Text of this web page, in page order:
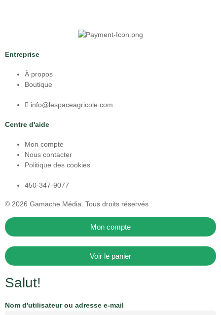
Entreprise
À propos
Boutique
info@lespaceagricole.com
Centre d'aide
Mon compte
Nous contacter
Politique des cookies
450-347-9077
© 2026 Gamache Média. Tous droits réservés
Mon compte
Voir le panier
Salut!
Nom d'utilisateur ou adresse e-mail